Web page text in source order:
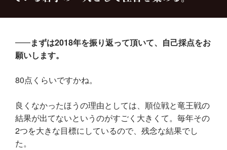
まずは2018年を振り返って頂いて、自己採点をお
願いします。
80点くらいですかね。
良くなかったほうの理由としては、順位戦と竜王戦の
結果が出てないというのがすごく大きくて。毎年その
2つを大きな目標にしているので、残念な結果でし
た。